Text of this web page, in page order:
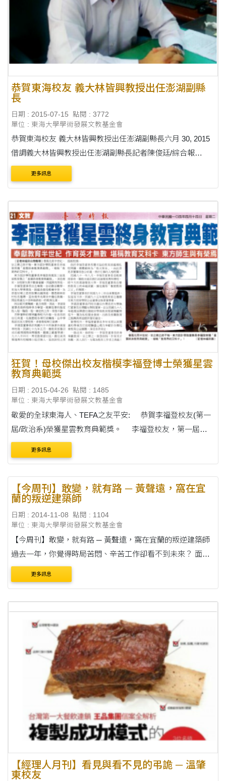
恭賀東海校友 義大林皆興教授出任澎湖副縣
長
日期 : 2015-07-15
點閱 : 3772
單位 : 東海大學學術發展文教基金會
恭賀東海校友 義大林皆興教授出任澎湖副縣長六月 30, 2015
借調義大林皆興教授出任澎湖副縣長記者陳俊廷/綜合報
導 2015-06-29 19:31 義大林皆興教授出任澎湖副縣長(照片/澎
湖縣府提供)澎湖縣長陳光復今....
更多訊息
狂賀！母校傑出校友楷模李福登博士榮獲星雲
教育典範獎
日期 : 2015-04-26
點閱 : 1485
單位 : 東海大學學術發展文教基金會
敬愛的全球東海人、TEFA之友平安: 恭賀李福登校友(第一
屆/政治系)榮獲星雲教育典範獎。 李福登校友，第一屆政
治系畢業之後，獻身教育長達五十多年，曾擔任台南應用科
技大學校長、高雄....
更多訊息
【今周刊】敢變，就有路 ─ 黃聲遠，窩在宜
蘭的叛逆建築師
日期 : 2014-11-08
點閱 : 1104
單位 : 東海大學學術發展文教基金會
【今周刊】敢變，就有路 ─ 黃聲遠，窩在宜蘭的叛逆建築師
過去一年，你覺得時局苦悶、辛苦工作卻看不到未來？ 面對
人生困局，你是否也想要突圍，卻又躊躇不前？ 路是人走出
來的，只有勇敢改變，才能開拓新的人生之....
更多訊息
【經理人月刊】看見與看不見的弔詭 ─ 溫肇
東校友